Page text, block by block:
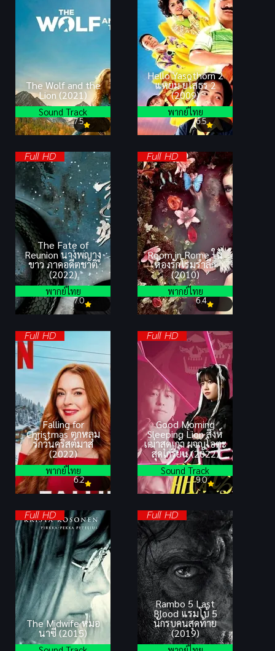
The Wolf and the
Lion (2021)
7.5
Sound Track
Hello Yasothorn 2
แหยม ยโสธร 2
(2009)
6.5
พากย์ไทย
Full HD
The Fate of
Reunion นางพญางู
ขาว ภาคอดีตชาติ
(2022)
7.0
พากย์ไทย
Full HD
Room in Rome ใน
ห้องรักโรมรำลึก
(2010)
6.4
พากย์ไทย
Full HD
Falling for
Christmas ตกหลุม
รักวันคริสต์มาส
(2022)
6.2
พากย์ไทย
Full HD
Good Morning
Sleeping Lion สิงห์
เฒ่าสุดเก๋า ผจญโอตะ
สุดเกรียน (2022)
9.0
Sound Track
Full HD
The Midwife หมอ
นาซี (2015)
Full HD
Rambo 5 Last
Blood แรมโบ้ 5
นักรบคนสุดท้าย
(2019)